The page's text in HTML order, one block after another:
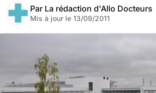
Par La rédaction d'Allo Docteurs
Mis à jour le 13/09/2011